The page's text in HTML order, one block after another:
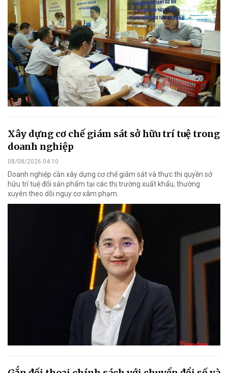
Xây dựng cơ chế giám sát sở hữu trí tuệ trong
doanh nghiệp
08/08/2026 04:10
Doanh nghiệp cần xây dựng cơ chế giám sát và thực thi quyền sở
hữu trí tuệ đối sản phẩm tại các thị trường xuất khẩu, thường
xuyên theo dõi nguy cơ xâm phạm.